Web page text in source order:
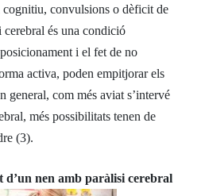
cognitiu, convulsions o dèficit de
és una condició
i el fet de no
activa, poden empitjorar els
general, com més aviat s’intervé
més possibilitats tenen de
(3).
d’un nen amb paràlisi cerebral